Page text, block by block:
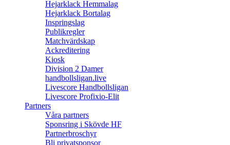
Hejarklack Hemmalag
Hejarklack Bortalag
Inspringslag
Publikregler
Matchvärdskap
Ackreditering
Kiosk
Division 2 Damer
handbollsligan.live
Livescore Handbollsligan
Livescore Profixio-Elit
Partners
Våra partners
Sponsring i Skövde HF
Partnerbroschyr
Bli privatsponsor